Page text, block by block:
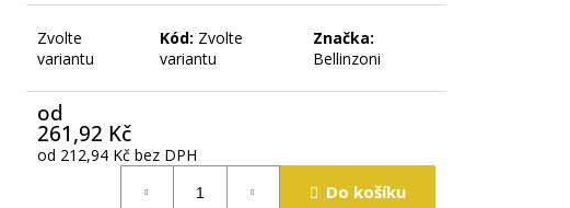
Zvolte
variantu
Kód: Zvolte
variantu
Značka:
Bellinzoni
od
261,92 Kč
od 212,94 Kč bez DPH
Do košíku